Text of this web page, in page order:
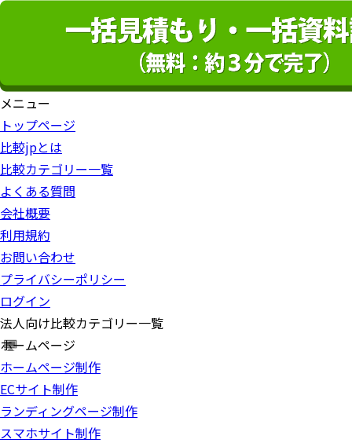
メニュー
トップページ
比較jpとは
比較カテゴリー一覧
よくある質問
会社概要
利用規約
お問い合わせ
プライバシーポリシー
ログイン
法人向け比較カテゴリー一覧
ホームページ
ホームページ制作
ECサイト制作
ランディングページ制作
スマホサイト制作